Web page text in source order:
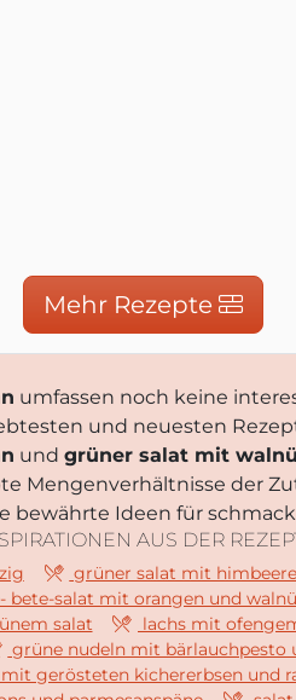
Mehr Rezepte
umfassen noch keine
und neuesten
und grüner salat mit
Mengenverhältnisse der
bewährte Ideen für
AUS DER
grüner salat mit
bete-salat mit orangen und
salat lachs mit
grüne nudeln mit bärlauchpesto
gerösteten kichererbsen und